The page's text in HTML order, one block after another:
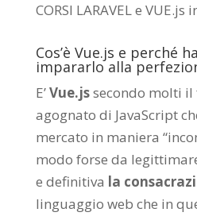
CORSI LARAVEL e
Cos’è Vue.js e perché
impararlo alla
E’Vue.jssecondo molti il
agognato di JavaScript
mercato in maniera
modo forse da
e definitiva la
linguaggio web che in